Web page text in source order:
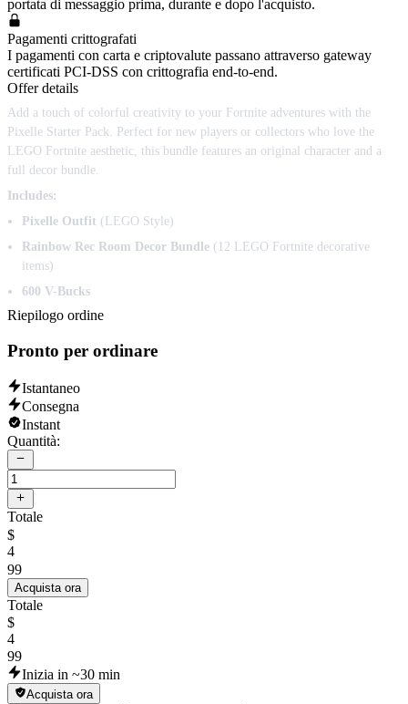
portata di messaggio prima, durante e dopo l'acquisto.
Pagamenti crittografati
I pagamenti con carta e criptovalute passano attraverso gateway
certificati PCI-DSS con crittografia end-to-end.
Offer details
Add a touch of colorful creativity to your Fortnite adventures with the
Pixelle Starter Pack. Perfect for new players or collectors who love the
LEGO Fortnite aesthetic, this bundle features an original character and a
full decor bundle.
Includes:
Pixelle Outfit (LEGO Style)
Rainbow Rec Room Decor Bundle (12 LEGO Fortnite decorative
items)
600 V-Bucks
Riepilogo ordine
Pronto per ordinare
Istantaneo
Consegna
Instant
Quantità:
Totale
$
4
99
Acquista ora
Totale
$
4
99
Inizia in ~30 min
Acquista ora